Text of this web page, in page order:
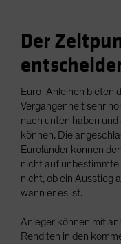
Der
Euro-Anleihen bieten
Vergangenheit sehr
nach unten haben
können. Die
Euroländer können
nicht auf
nicht, ob ein Ausstieg
wann er es ist.
Anleger können mit
Renditen in den